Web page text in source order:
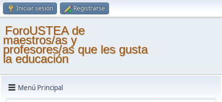
Iniciar sesión Registrarse
ForoUSTEA de
maestros/as y
profesores/as que les gusta
la educación
Menú Principal